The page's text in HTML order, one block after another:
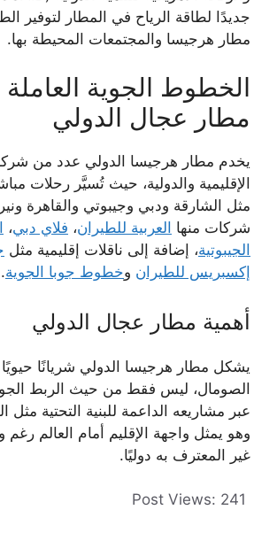
جديدًا لطاقة الرياح في المطار لتوفير
مطار هرجيسا والمجتمعات المحيطة بها.
الخطوط الجوية
مطار عجال الدولي
يخدم مطار هرجيسا الدولي عدد من
الإقليمية والدولية، حيث تُسيَّر رحلات
مثل الشارقة ودبي وجيبوتي والقاهرة
شركات منها العربية للطيران، فلاي دبي،
الجيبوتية، إضافة إلى ناقلات إقليمية مثل
إكسبريس للطيران وخطوط جوبا الجوية.
أهمية مطار عجال الدولي
يشكل مطار هرجيسا الدولي شريانًا
الصومال، ليس فقط من حيث الربط
عبر مشاريعه الداعمة للبنية التحتية مثل
وهو يمثل واجهة الإقليم أمام العالم
غير المعترف به دوليًا.
Post Views: 241